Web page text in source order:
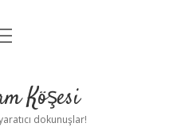
Köşesi
dokunuşlar!